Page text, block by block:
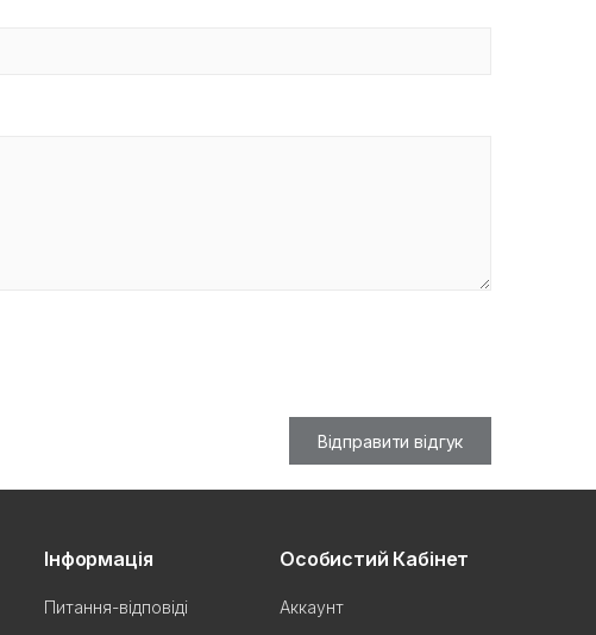
Відправити відгук
Інформація
Питання-відповіді
Особистий Кабінет
Аккаунт